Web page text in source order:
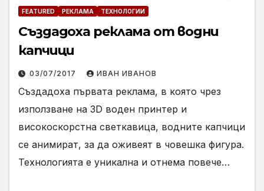
FEATURED РЕКЛАМА ТЕХНОЛОГИИ
Създадоха реклама от водни
капчици
03/07/2017 ИВАН ИВАНОВ
Създадоха първата реклама, в която чрез
използване на 3D воден принтер и
високоскорстна светкавица, водните капчици
се анимират, за да оживеят в човешка фигура.
Технологията е уникална и отнема повече…